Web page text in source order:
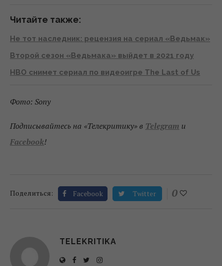
Читайте также:
Не тот наследник: рецензия на сериал «Ведьмак»
Второй сезон «Ведьмака» выйдет в 2021 году
HBO снимет сериал по видеоигре The Last of Us
Фото: Sony
Подписывайтесь на «Телекритику» в Telegram и
Facebook!
Поделиться: Facebook Twitter 0
TELEKRITIKA